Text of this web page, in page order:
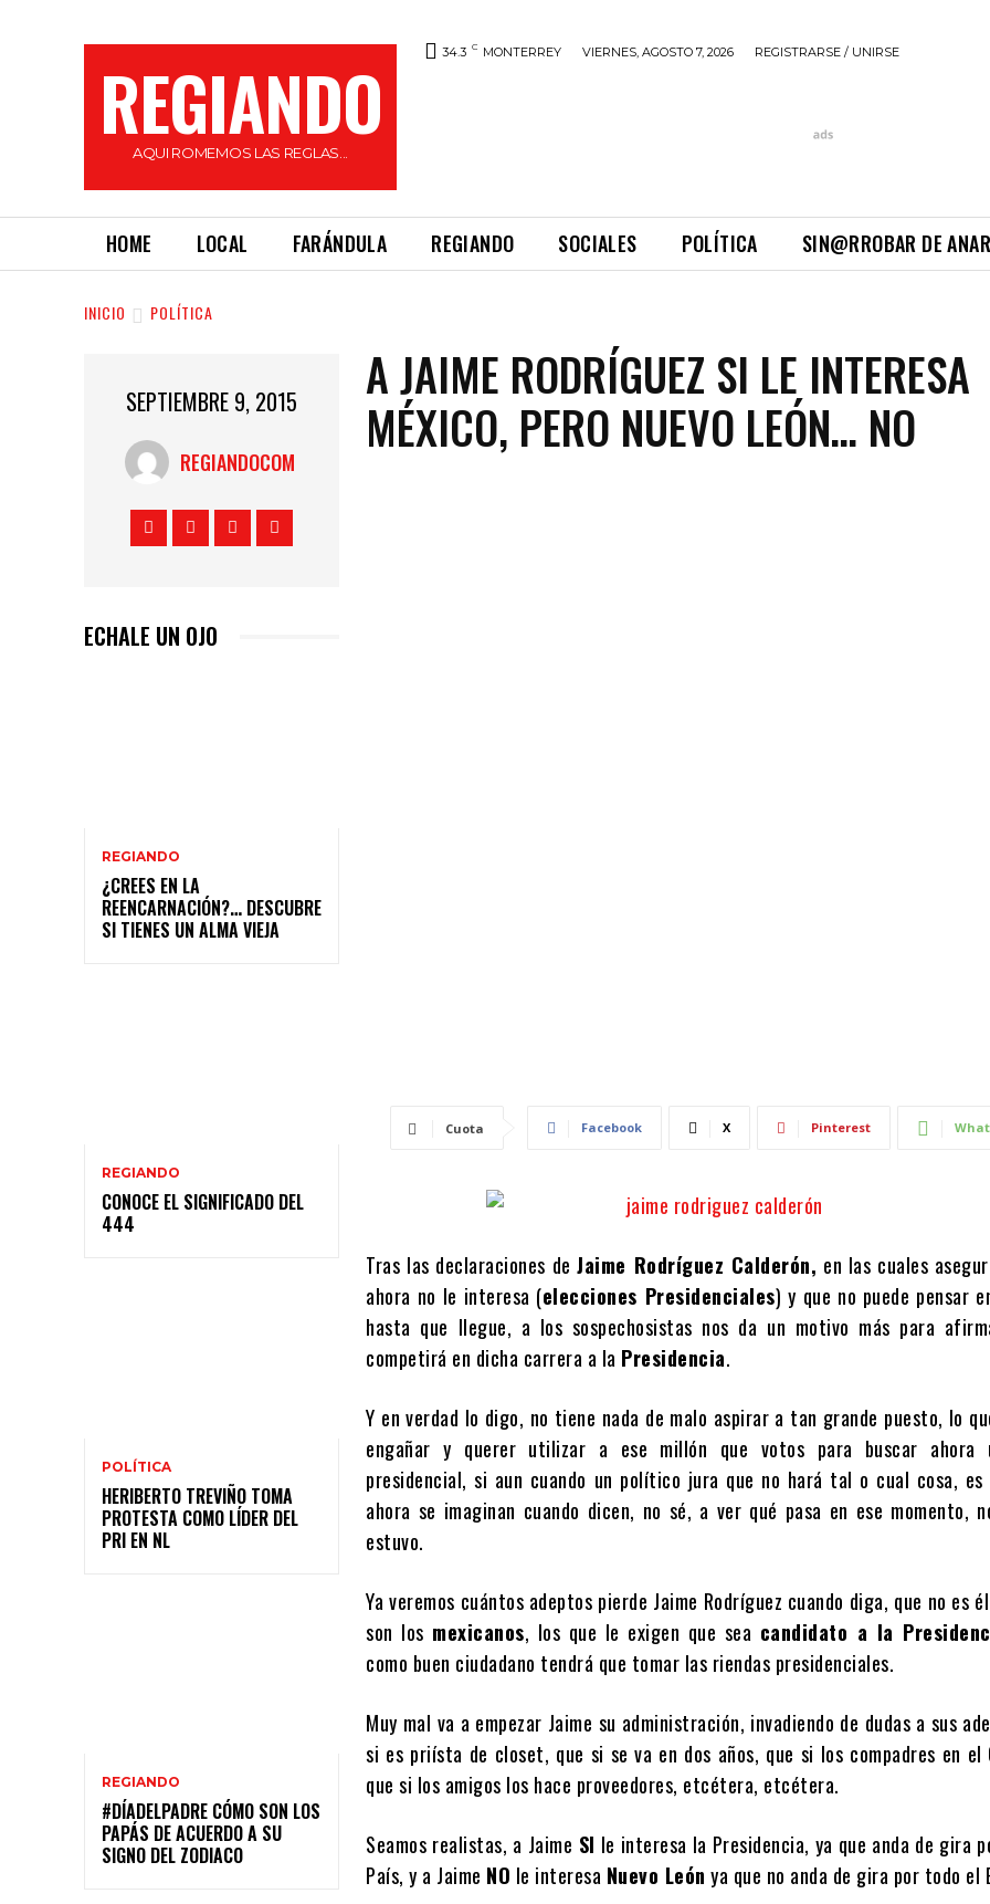
REGIANDO
AQUI ROMEMOS LAS REGLAS...
34.3 C MONTERREY VIERNES, AGOSTO 7, 2026 REGISTRARSE / UNIRSE
HOME LOCAL FARÁNDULA REGIANDO SOCIALES POLÍTICA SIN@RROBAR DE
INICIO POLÍTICA
SEPTIEMBRE 9, 2015
REGIANDOCOM
ECHALE UN OJO
REGIANDO
¿CREES EN LA
REENCARNACIÓN?… DESCUBRE
SI TIENES UN ALMA VIEJA
REGIANDO
CONOCE EL SIGNIFICADO DEL
444
POLÍTICA
HERIBERTO TREVIÑO TOMA
PROTESTA COMO LÍDER DEL
PRI EN NL
REGIANDO
#DÍADELPADRE CÓMO SON LOS
PAPÁS DE ACUERDO A SU
SIGNO DEL ZODIACO
A JAIME RODRÍGUEZ SI LE INTERESA
MÉXICO, PERO NUEVO LEÓN… NO
Cuota Facebook X Pinterest
Tras las declaraciones deJaime Rodríguez Calderón, en las cuales
ahora no le interesa (elecciones Presidenciales) y que no puede pensar
hasta que llegue, a los sospechosistas nos da un motivo más para
competirá en dicha carrera a la Presidencia.
Y en verdad lo digo, no tiene nada de malo aspirar a tan grande puesto, lo
engañar y querer utilizar a ese millón que votos para buscar ahora
presidencial, si aun cuando un político jura que no hará tal o cual cosa, es
ahora se imaginan cuando dicen, no sé, a ver qué pasa en ese momento,
estuvo.
Ya veremos cuántos adeptos pierde Jaime Rodríguez cuando diga, que no es
son los mexicanos, los que le exigen que sea candidato a la
como buen ciudadano tendrá que tomar las riendas presidenciales.
Muy mal va a empezar Jaime su administración, invadiendo de dudas a sus
si es priísta de closet, que si se va en dos años, que si los compadres en el
que si los amigos los hace proveedores, etcétera, etcétera.
Seamos realistas, a Jaime SI le interesa la Presidencia, ya que anda de gira
País, y a Jaime NO le interesa Nuevo León ya que no anda de gira por todo el